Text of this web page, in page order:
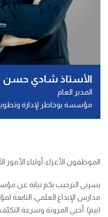
الأستاذ شادي حسن
المدير العام
مؤسسة بوخاطر لإدارة وتطوير
الموظفون الأعزاء، أولياء الأمور
يسرني الترحيب بكم نيابة عن
مدارس الإبداع العلمي، التابعة
(بيم). أحيي المرونة وسرعة